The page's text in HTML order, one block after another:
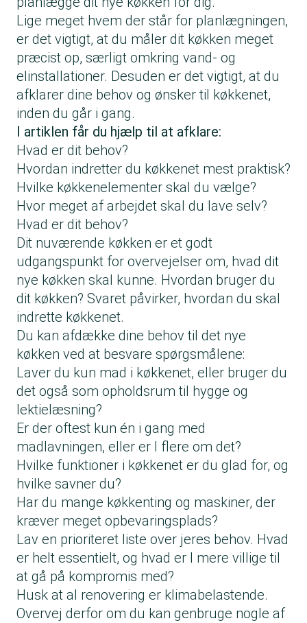
Lige meget hvem der står for planlægningen,
er det vigtigt, at du måler dit køkken meget
præcist op, særligt omkring vand- og
elinstallationer. Desuden er det vigtigt, at du
afklarer dine behov og ønsker til køkkenet,
inden du går i gang.
I artiklen får du hjælp til at afklare:
Hvad er dit behov?
Hvordan indretter du køkkenet mest praktisk?
Hvilke køkkenelementer skal du vælge?
Hvor meget af arbejdet skal du lave selv?
Hvad er dit behov?
Dit nuværende køkken er et godt
udgangspunkt for overvejelser om, hvad dit
nye køkken skal kunne. Hvordan bruger du
dit køkken? Svaret påvirker, hvordan du skal
indrette køkkenet.
Du kan afdække dine behov til det nye
køkken ved at besvare spørgsmålene:
Laver du kun mad i køkkenet, eller bruger du
det også som opholdsrum til hygge og
lektielæsning?
Er der oftest kun én i gang med
madlavningen, eller er I flere om det?
Hvilke funktioner i køkkenet er du glad for, og
hvilke savner du?
Har du mange køkkenting og maskiner, der
kræver meget opbevaringsplads?
Lav en prioriteret liste over jeres behov. Hvad
er helt essentielt, og hvad er I mere villige til
at gå på kompromis med?
Husk at al renovering er klimabelastende.
Overvej derfor om du kan genbruge nogle af